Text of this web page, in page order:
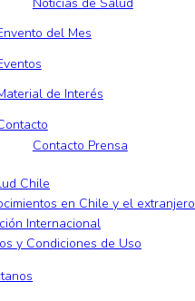
del Mes
de Interés
Contacto Prensa
Chile
en Chile y el extranjero
Internacional
y Condiciones de Uso